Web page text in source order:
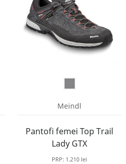
Meindl
Pantofi femei Top Trail
Lady GTX
PRP: 1.210 lei